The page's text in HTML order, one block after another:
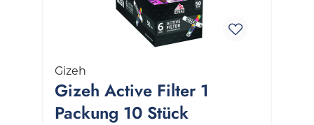
Gizeh
Gizeh Active Filter 1
Packung 10 Stück